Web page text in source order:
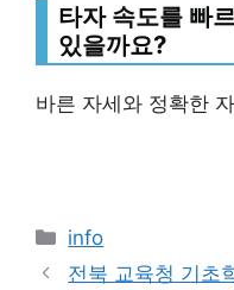
타자 속도를 빠
있을까요?
바른 자세와 정확한
Categories
info
전북 교육청 기초